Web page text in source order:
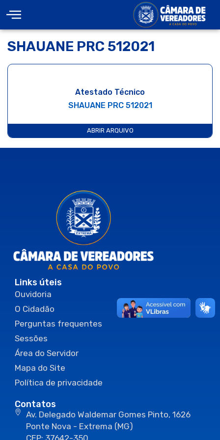
SHAUANE PRC 512021
Atestado Técnico
SHAUANE PRC 512021
ABRIR ARQUIVO
Links úteis
Ouvidoria
O Cidadão
Perguntas frequentes
Sessões
Área do Servidor
Mapa do Site
Política de privacidade
Contatos
Av. Delegado Waldemar Gomes Pinto, 1626
Ponte Nova - Extrema (MG)